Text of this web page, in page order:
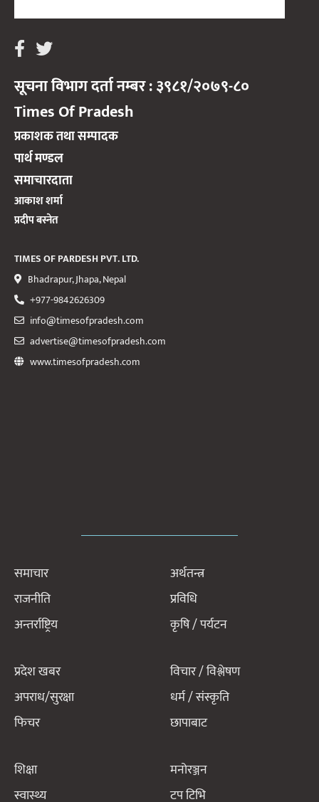
सूचना विभाग दर्ता नम्बर : ३९८१/२०७९-८०
Times Of Pradesh
प्रकाशक तथा सम्पादक
पार्थ मण्डल
समाचारदाता
आकाश शर्मा
प्रदीप बस्नेत
TIMES OF PARDESH PVT. LTD.
Bhadrapur, Jhapa, Nepal
+977-9842626309
info@timesofpradesh.com
advertise@timesofpradesh.com
www.timesofpradesh.com
समाचार
राजनीति
अन्तर्राष्ट्रिय
अर्थतन्त्र
प्रविधि
कृषि / पर्यटन
प्रदेश खबर
अपराध/सुरक्षा
फिचर
विचार / विश्लेषण
धर्म / संस्कृति
छापाबाट
शिक्षा
स्वास्थ्य
मनोरञ्जन
टप टिभि